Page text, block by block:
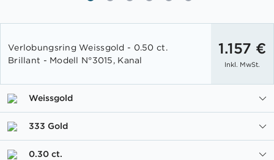
Anfang
der
Bildgalerie
Verlobungsring Weissgold - 0.50 ct.
Brillant - Modell N°3015, Kanal
1.157 €
Inkl. MwSt.
Weissgold
333 Gold
0.30 ct.